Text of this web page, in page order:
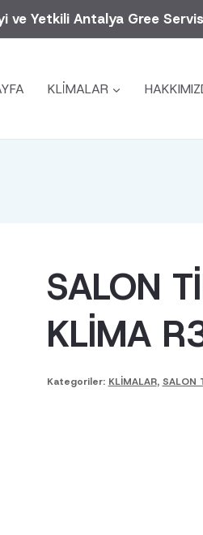
ve Yetkili Antalya Gree
KLİMALAR
SALON
KLIMA
Kategoriler: KLİMALAR, SALON